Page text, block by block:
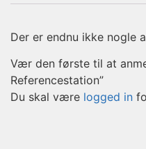
Der er endnu ikke nogle
Vær den første til at
Referencestation”
Du skal være logged in